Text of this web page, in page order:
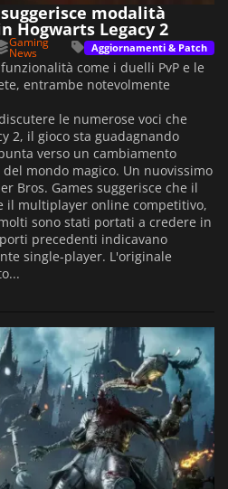
modalità
Hogwarts Legacy 2
Gaming
News Aggiornamenti & Patch
come i duelli PvP e le
entrambe notevolmente
le numerose voci che
2, il gioco sta guadagnando
verso un cambiamento
mondo magico. Un nuovissimo
Bros. Games suggerisce che il
multiplayer online competitivo,
sono stati portati a credere in
precedenti indicavano
single-player. L'originale